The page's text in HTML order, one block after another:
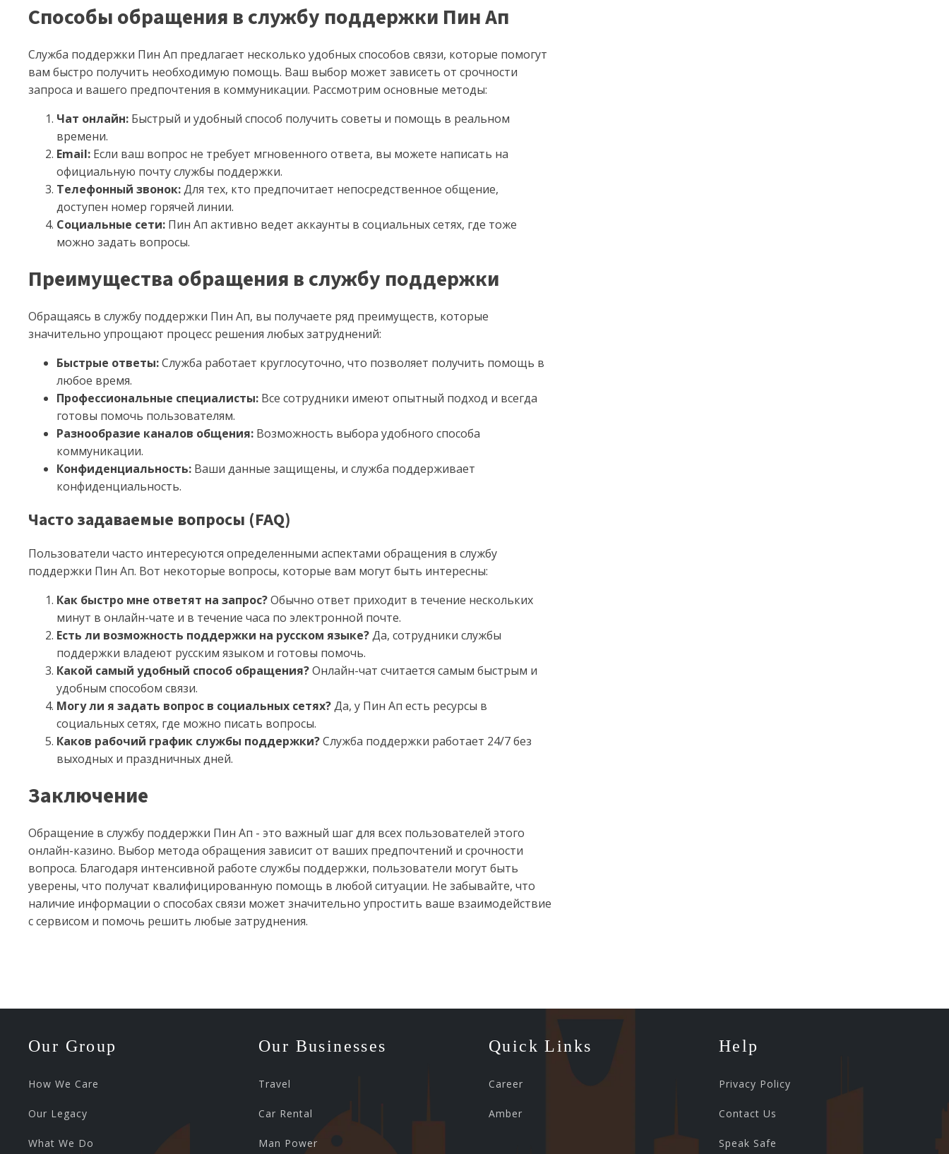
Способы обращения в службу поддержки Пин Ап
Служба поддержки Пин Ап предлагает несколько удобных способов связи, которые помогут
вам быстро получить необходимую помощь. Ваш выбор может зависеть от срочности
запроса и вашего предпочтения в коммуникации. Рассмотрим основные методы:
Чат онлайн: Быстрый и удобный способ получить советы и помощь в реальном
времени.
Email: Если ваш вопрос не требует мгновенного ответа, вы можете написать на
официальную почту службы поддержки.
Телефонный звонок:Для тех, кто предпочитает непосредственное общение,
доступен номер горячей линии.
Социальные сети: Пин Ап активно ведет аккаунты в социальных сетях, где тоже
можно задать вопросы.
Преимущества обращения в службу поддержки
Обращаясь в службу поддержки Пин Ап, вы получаете ряд преимуществ, которые
значительно упрощают процесс решения любых затруднений:
Быстрые ответы:Служба работает круглосуточно, что позволяет получить помощь в
любое время.
Профессиональные специалисты: Все сотрудники имеют опытный подход и всегда
готовы помочь пользователям.
Разнообразие каналов общения: Возможность выбора удобного способа
коммуникации.
Конфиденциальность: Ваши данные защищены, и служба поддерживает
конфиденциальность.
Часто задаваемые вопросы (FAQ)
Пользователи часто интересуются определенными аспектами обращения в службу
поддержки Пин Ап. Вот некоторые вопросы, которые вам могут быть интересны:
Как быстро мне ответят на запрос?Обычно ответ приходит в течение нескольких
минут в онлайн-чате и в течение часа по электронной почте.
Есть ли возможность поддержки на русском языке?Да, сотрудники службы
поддержки владеют русским языком и готовы помочь.
Какой самый удобный способ обращения?Онлайн-чат считается самым быстрым и
удобным способом связи.
Могу ли я задать вопрос в социальных сетях?Да, у Пин Ап есть ресурсы в
социальных сетях, где можно писать вопросы.
Каков рабочий график службы поддержки?Служба поддержки работает 24/7 без
выходных и праздничных дней.
Заключение
Обращение в службу поддержки Пин Ап - это важный шаг для всех пользователей этого
онлайн-казино. Выбор метода обращения зависит от ваших предпочтений и срочности
вопроса. Благодаря интенсивной работе службы поддержки, пользователи могут быть
уверены, что получат квалифицированную помощь в любой ситуации. Не забывайте, что
наличие информации о способах связи может значительно упростить ваше взаимодействие
с сервисом и помочь решить любые затруднения.
Our Group
How We Care
Our Legacy
What We Do
Our Businesses
Travel
Car Rental
Man Power
Quick Links
Career
Amber
Help
Privacy Policy
Contact Us
Speak Safe